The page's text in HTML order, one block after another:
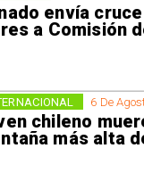
envía
a Comisión
6 De
chileno
más alta